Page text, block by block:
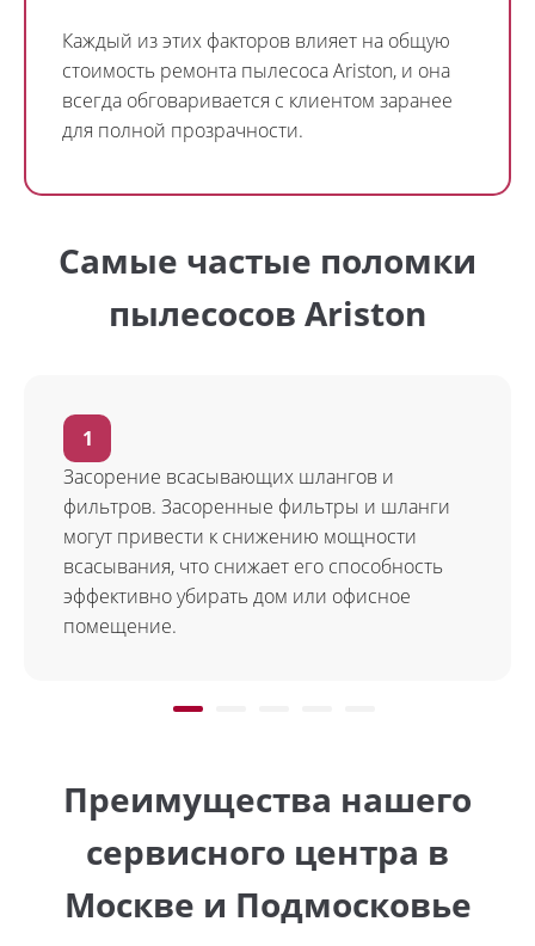
Каждый из этих факторов влияет на общую
стоимость ремонта пылесоса Ariston, и она
всегда обговаривается с клиентом заранее
для полной прозрачности.
Самые частые поломки
пылесосов Ariston
Засорение всасывающих шлангов и
фильтров. Засоренные фильтры и шланги
могут привести к снижению мощности
всасывания, что снижает его способность
эффективно убирать дом или офисное
помещение.
Преимущества нашего
сервисного центра в
Москве и Подмосковье